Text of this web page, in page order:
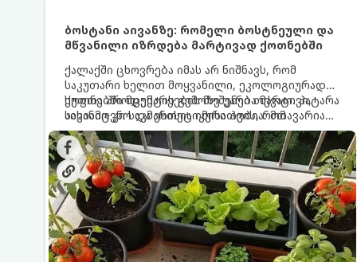
ბოსტანი აივანზე: რომელი ბოსტნეული და
მწვანილი იზრდება მარტივად ქოთნებში
ქალაქში ცხოვრება იმას არ ნიშნავს, რომ
საკუთარი ხელით მოყვანილი, ეკოლოგიურად
სუფთა პროდუქტის გემოზე უარი თქვათ. პატარა
აივანიც კი საკმარისია იმისათვის, რომ
მოიწყოთ მინი-ბოსტანი, საიდანაც
ყოველდღიურად ახალ, არომატულ მწვანილსა
და ბოსტნეულს მოკრეფთ.
ქოთნებში მცენარეების მოშენება მარტივი,
სასიამოვნო და ესთეტიკური ჰობია. მთავარია
იცოდეთ, რომელი კულტურები ეგუებიან
ქოთნის პირობებს ყველაზე კარგად და როგორ
მოუაროთ მათ სწორად.